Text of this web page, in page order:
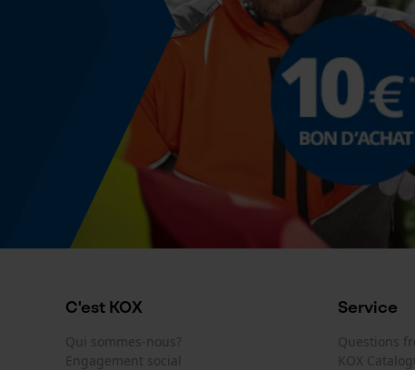
C'est KOX
Qui sommes-nous?
Engagement social
Service
Questions
KOX